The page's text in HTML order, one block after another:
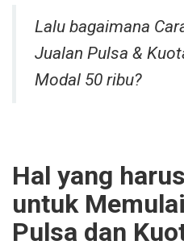
Lalu bagaimana
Jualan Pulsa &
Modal 50 ribu?
Hal yang
untuk
Pulsa dan